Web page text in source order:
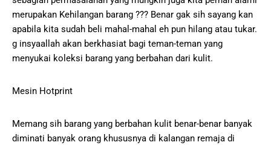
merupakan Kehilangan barang ??? Benar gak sih sayang kan
apabila kita sudah beli mahal-mahal eh pun hilang atau tukar.
g insyaallah akan berkhasiat bagi teman-teman yang
menyukai koleksi barang yang berbahan dari kulit.
Mesin Hotprint
Memang sih barang yang berbahan kulit benar-benar banyak
diminati banyak orang khususnya di kalangan remaja di